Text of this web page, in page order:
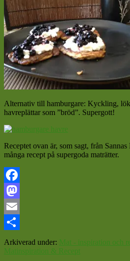
Alternativ till hamburgare: Kyckling,
havreplättar som ”bröd”. Supergott!
Receptet ovan är, som sagt, från
många recept på supergoda maträtter.
Facebook
Mastodon
Email
Dela
Arkiverad under: Mat - inspiration och
Matinspiration & Recept